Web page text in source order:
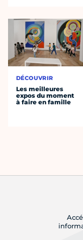
DÉCOUVRIR
Les meilleures
expos du moment
à faire en famille